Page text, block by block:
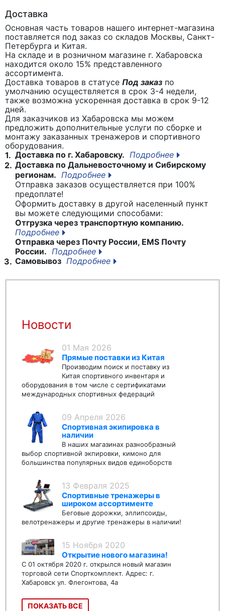
Доставка
Основная часть товаров нашего интернет-магазина
поставляется под заказ со складов Москвы, Санкт-
Петербурга и Китая.
На складе и в розничном магазине г. Хабаровска
находится около 15% представленного
ассортимента.
Доставка товаров в статусе Под заказ по
умолчанию осуществляется в срок 3-4 недели,
также возможна ускоренная доставка в срок 9-12
дней.
Для заказчиков из Хабаровска мы можем
предложить дополнительные услуги по сборке и
монтажу заказанных тренажеров и спортивного
оборудования.
1. Доставка по г. Хабаровску. Подробнее
2. Доставка по Дальневосточному и Сибирскому
регионам. Подробнее
Отправка заказов осуществляется при 100%
предоплате!
Оформить доставку в другой населенный пункт
вы можете следующими способами:
Отгрузка через транспортную компанию.
Подробнее
Отправка через Почту России, EMS Почту
России. Подробнее
3. Самовывоз Подробнее
Новости
01 Мая 2026
Прямые поставки из Китая
Производим поиск и поставку из
Китая спортивного инвентаря и
оборудования в том числе с сертификатами
международных спортивных федераций
09 Апреля 2026
Спортивная экипировка в
наличии
В наших магазинах разнообразный
выбор спортивной экпировки, кимоно для
большинства популярных видов единоборств
13 Февраля 2025
Спортивные тренажеры в
широком ассортименте
Беговые дорожки, эллипсоиды,
велотренажеры и другие тренажеры в наличии!
15 Ноября 2020
Открытие нового магазина!
С 01 октября 2020 г. открылся новый магазин
торговой сети Спорткомплект. Адрес: г.
Хабаровск ул. Флегонтова, 4а
ПОКАЗАТЬ ВСЕ